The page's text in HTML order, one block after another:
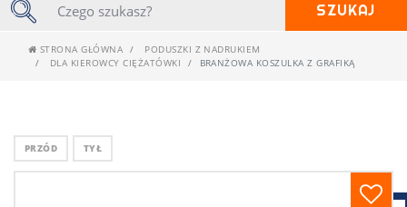
SZUKAJ
STRONA GŁÓWNA
PODUSZKI Z NADRUKIEM
DLA KIEROWCY CIĘŻATÓWKI
BRANŻOWA KOSZULKA Z GRAFIKĄ
PRZÓD TYŁ